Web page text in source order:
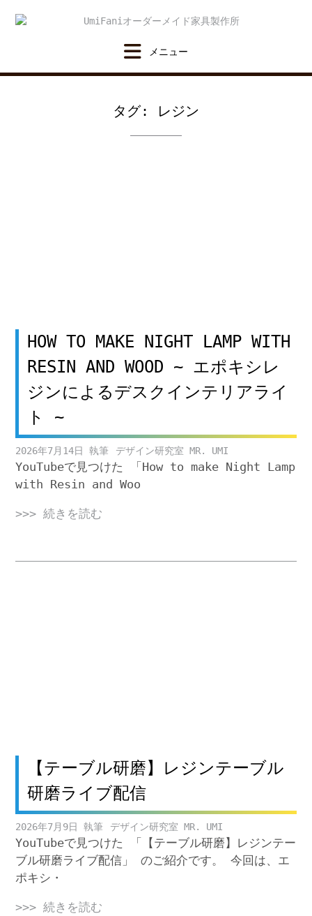
タグ: レジン
HOW TO MAKE NIGHT LAMP WITH
RESIN AND WOOD ~ エポキシレ
ジンによるデスクインテリアライ
ト ~
2026年7月14日 デザイン研究室 MR. UMI
YouTubeで見つけた 「How to make Night Lamp
with Resin and Woo
>>> 続きを読む
【テーブル研磨】レジンテーブル
研磨ライブ配信
2026年7月9日 デザイン研究室 MR. UMI
YouTubeで見つけた 「【テーブル研磨】レジンテー
ブル研磨ライブ配信」 のご紹介です。 今回は、エ
ポキシ・
>>> 続きを読む